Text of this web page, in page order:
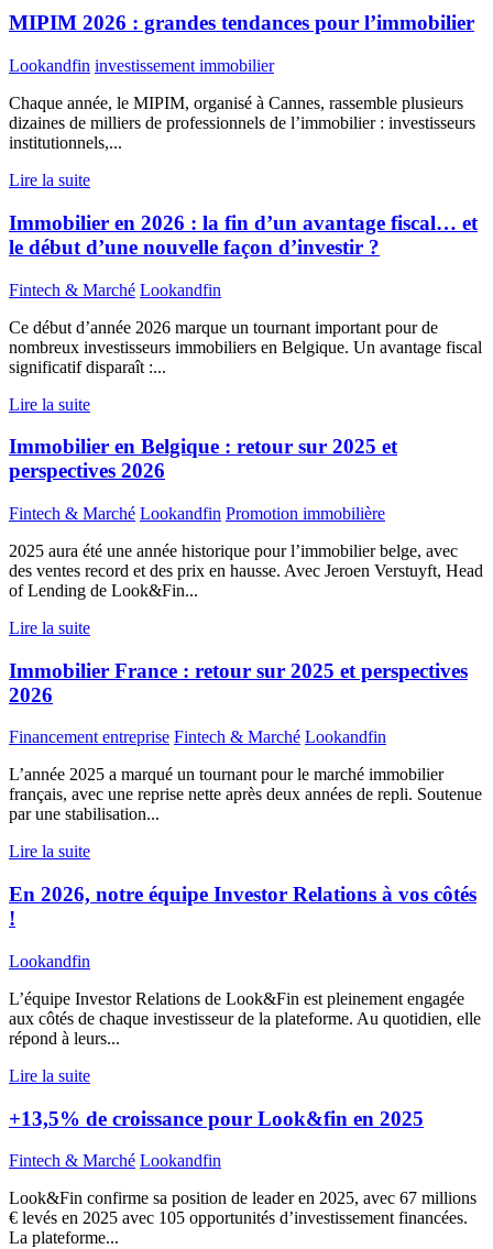
MIPIM 2026 : grandes tendances pour l’immobilier
Lookandfin investissement immobilier
Chaque année, le MIPIM, organisé à Cannes, rassemble plusieurs
dizaines de milliers de professionnels de l’immobilier : investisseurs
institutionnels,...
Lire la suite
Immobilier en 2026 : la fin d’un avantage fiscal… et
le début d’une nouvelle façon d’investir ?
Fintech & Marché Lookandfin
Ce début d’année 2026 marque un tournant important pour de
nombreux investisseurs immobiliers en Belgique. Un avantage fiscal
significatif disparaît :...
Lire la suite
Immobilier en Belgique : retour sur 2025 et
perspectives 2026
Fintech & Marché Lookandfin Promotion immobilière
2025 aura été une année historique pour l’immobilier belge, avec
des ventes record et des prix en hausse. Avec Jeroen Verstuyft, Head
of Lending de Look&Fin...
Lire la suite
Immobilier France : retour sur 2025 et perspectives
2026
Financement entreprise Fintech & Marché Lookandfin
L’année 2025 a marqué un tournant pour le marché immobilier
français, avec une reprise nette après deux années de repli. Soutenue
par une stabilisation...
Lire la suite
En 2026, notre équipe Investor Relations à vos côtés
!
Lookandfin
L’équipe Investor Relations de Look&Fin est pleinement engagée
aux côtés de chaque investisseur de la plateforme. Au quotidien, elle
répond à leurs...
Lire la suite
+13,5% de croissance pour Look&fin en 2025
Fintech & Marché Lookandfin
Look&Fin confirme sa position de leader en 2025, avec 67 millions
€ levés en 2025 avec 105 opportunités d’investissement financées.
La plateforme...